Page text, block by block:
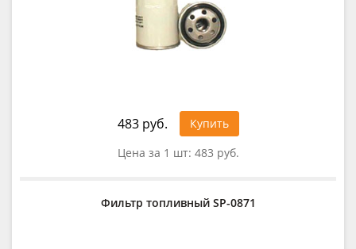
483 руб.
Купить
Цена за 1 шт: 483 руб.
Фильтр топливный SP-0871